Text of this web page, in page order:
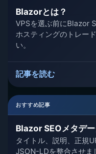
Blazorとは？
VPSを選ぶ前にBlazor
ホスティングのトレー
い。
記事を読む
おすすめ記事
Blazor SEOメタデー
タイトル、説明、正規
JSON-LDを整合させま